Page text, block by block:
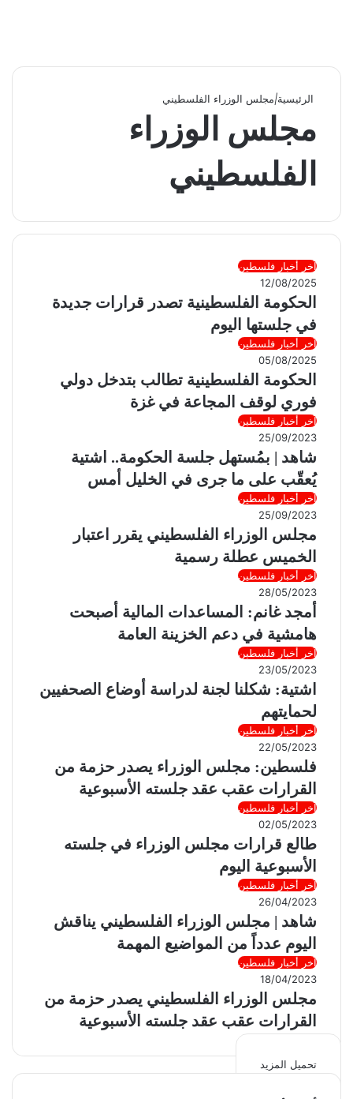
الرئيسية|مجلس الوزراء الفلسطيني
مجلس الوزراء
الفلسطيني
آخر أخبار فلسطين
12/08/2025
الحكومة الفلسطينية تصدر قرارات جديدة
في جلستها اليوم
آخر أخبار فلسطين
05/08/2025
الحكومة الفلسطينية تطالب بتدخل دولي
فوري لوقف المجاعة في غزة
آخر أخبار فلسطين
25/09/2023
شاهد | بمُستهل جلسة الحكومة.. اشتية
يُعقّب على ما جرى في الخليل أمس
آخر أخبار فلسطين
25/09/2023
مجلس الوزراء الفلسطيني يقرر اعتبار
الخميس عطلة رسمية
آخر أخبار فلسطين
28/05/2023
أمجد غانم: المساعدات المالية أصبحت
هامشية في دعم الخزينة العامة
آخر أخبار فلسطين
23/05/2023
اشتية: شكلنا لجنة لدراسة أوضاع الصحفيين
لحمايتهم
آخر أخبار فلسطين
22/05/2023
فلسطين: مجلس الوزراء يصدر حزمة من
القرارات عقب عقد جلسته الأسبوعية
آخر أخبار فلسطين
02/05/2023
طالع قرارات مجلس الوزراء في جلسته
الأسبوعية اليوم
آخر أخبار فلسطين
26/04/2023
شاهد | مجلس الوزراء الفلسطيني يناقش
اليوم عدداً من المواضيع المهمة
آخر أخبار فلسطين
18/04/2023
مجلس الوزراء الفلسطيني يصدر حزمة من
القرارات عقب عقد جلسته الأسبوعية
تحميل المزيد